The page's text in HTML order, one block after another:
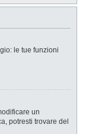
le tue funzioni
un
potresti trovare del